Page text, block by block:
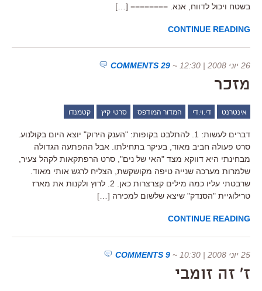
בשטח ויכול לדווח, אנא. ======== […]
CONTINUE READING
26 יוני 2008 | 12:30 ~
29 COMMENTS
מזכר
אינטרנט די.וי.די המדור המודפס סרטי קיץ קטמנדו
דברים לעשות: 1. להתלבט בקופות: "הענק הירוק" יוצא היום בקולנוע.
סרט פעולה חביב מאוד, בעיקר בתחילתו. אבל ההפתעה הגדולה
מבחינתי היא דווקא מצד "האי של נים", סרט הרפתקאות לקהל צעיר,
שלמרות מערכה שנייה טיפה מקושקשת, הצליח לרגש אותי מאוד.
שרבטתי עליו כמה מילים קצרצרות כאן. 2. לרוץ ולקנות את מארז
טרילוגיית "הסנדק" שיצא שלשום למכירה […]
CONTINUE READING
25 יוני 2008 | 10:30 ~
9 COMMENTS
ז' זה זומבי